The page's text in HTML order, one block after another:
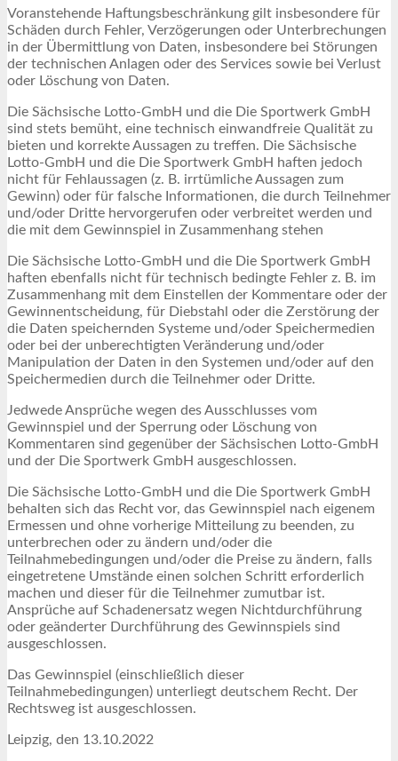
Voranstehende Haftungsbeschränkung gilt insbesondere für
Schäden durch Fehler, Verzögerungen oder Unterbrechungen
in der Übermittlung von Daten, insbesondere bei Störungen
der technischen Anlagen oder des Services sowie bei Verlust
oder Löschung von Daten.
Die Sächsische Lotto-GmbH und die Die Sportwerk GmbH
sind stets bemüht, eine technisch einwandfreie Qualität zu
bieten und korrekte Aussagen zu treffen. Die Sächsische
Lotto-GmbH und die Die Sportwerk GmbH haften jedoch
nicht für Fehlaussagen (z. B. irrtümliche Aussagen zum
Gewinn) oder für falsche Informationen, die durch Teilnehmer
und/oder Dritte hervorgerufen oder verbreitet werden und
die mit dem Gewinnspiel in Zusammenhang stehen
Die Sächsische Lotto-GmbH und die Die Sportwerk GmbH
haften ebenfalls nicht für technisch bedingte Fehler z. B. im
Zusammenhang mit dem Einstellen der Kommentare oder der
Gewinnentscheidung, für Diebstahl oder die Zerstörung der
die Daten speichernden Systeme und/oder Speichermedien
oder bei der unberechtigten Veränderung und/oder
Manipulation der Daten in den Systemen und/oder auf den
Speichermedien durch die Teilnehmer oder Dritte.
Jedwede Ansprüche wegen des Ausschlusses vom
Gewinnspiel und der Sperrung oder Löschung von
Kommentaren sind gegenüber der Sächsischen Lotto-GmbH
und der Die Sportwerk GmbH ausgeschlossen.
Die Sächsische Lotto-GmbH und die Die Sportwerk GmbH
behalten sich das Recht vor, das Gewinnspiel nach eigenem
Ermessen und ohne vorherige Mitteilung zu beenden, zu
unterbrechen oder zu ändern und/oder die
Teilnahmebedingungen und/oder die Preise zu ändern, falls
eingetretene Umstände einen solchen Schritt erforderlich
machen und dieser für die Teilnehmer zumutbar ist.
Ansprüche auf Schadenersatz wegen Nichtdurchführung
oder geänderter Durchführung des Gewinnspiels sind
ausgeschlossen.
Das Gewinnspiel (einschließlich dieser
Teilnahmebedingungen) unterliegt deutschem Recht. Der
Rechtsweg ist ausgeschlossen.
Leipzig, den 13.10.2022